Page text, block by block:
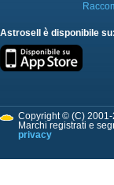
Astrosell è disponibile su:
Copyright © (C)
Marchi registrati e
privacy